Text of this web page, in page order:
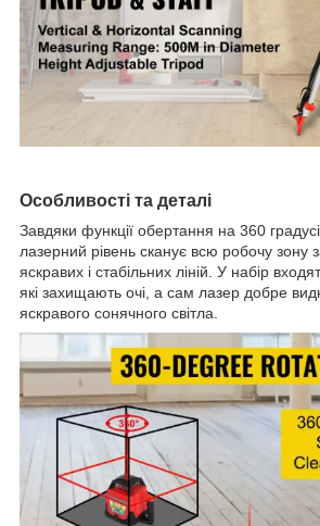
Особливості та деталі
Завдяки функції обертання на 360
лазерний рівень сканує всю робочу зону
яскравих і стабільних ліній.​ У набір
які захищають очі,​ а сам лазер добре
яскравого сонячного світла.